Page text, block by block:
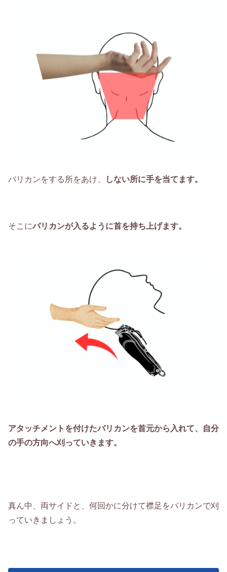
バリカンをする所をあけ、 しない所に手を当てます。
そこにバリカンが入るように首を持ち上げます。
アタッチメントを付けたバリカンを首元から入れて、自分
の手の方向へ刈っていきます。
真ん中、両サイドと、何回かに分けて襟足をバリカンで刈
っていきましょう。